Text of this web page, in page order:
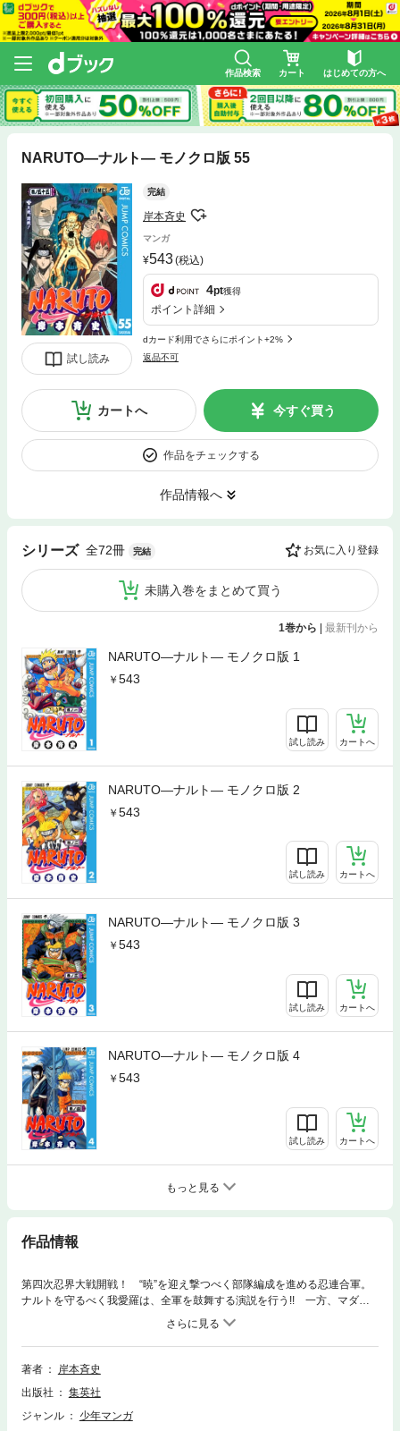
作品検索 カート はじめての方へ
NARUTO―ナルト― モノクロ版 55
試し読み
完結
岸本斉史
マンガ
543(税込)
4pt獲得
ポイント詳細
dカード利用でさらにポイント+2%
返品不可
カートへ 今すぐ買う
作品をチェックする
作品情報へ
シリーズ 全72冊 完結 お気に入り登録
未購入巻をまとめて買う
1巻から 最新刊から
NARUTO―ナルト― モノクロ版 1
543
試し読み カートへ
NARUTO―ナルト― モノクロ版 2
543
試し読み カートへ
NARUTO―ナルト― モノクロ版 3
543
試し読み カートへ
NARUTO―ナルト― モノクロ版 4
543
試し読み カートへ
もっと見る
作品情報
第四次忍界大戦開戦！ “暁”を迎え撃つべく部隊編成を進める忍連合軍。
ナルトを守るべく我愛羅は、全軍を鼓舞する演説を行う!! 一方、マダラ
に協力するカブトの穢土転生により、強力な忍達が次々と蘇り始め!?
著者
岸本斉史
出版社
集英社
ジャンル
少年マンガ